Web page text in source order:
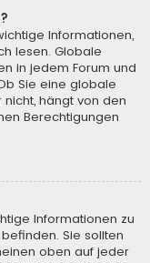
Informationen,
lesen. Globale
in jedem Forum und
Sie eine globale
hängt von den
Berechtigungen
Informationen zu
Sie sollten
oben auf jeder